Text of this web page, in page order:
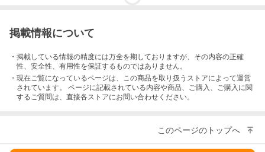
掲載情報について
・掲載している情報の精度には万全を期しておりますが、その内容の正確
性、安全性、有用性を保証するものではありません。
・現在ご覧になっているページは、この商品を取り扱うストアによって運営
されています。 ページに記載されている内容や商品、ご購入 、ご購入に関
するご質問は、直接各ストアにお問い合わせください。
このページのトップへ